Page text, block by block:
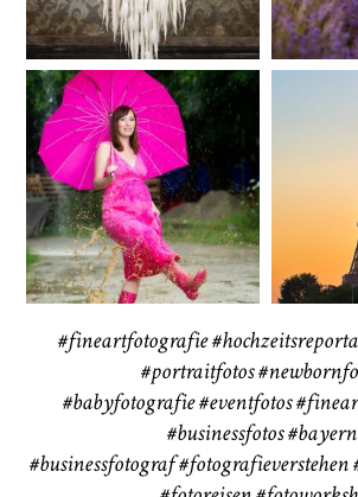
Babybauch
37
#fineartfotografie
#portraitfotos
#babyfotografie #eventfotos
#businessfotos#bayern
#businessfotograf#fotografieverstehen